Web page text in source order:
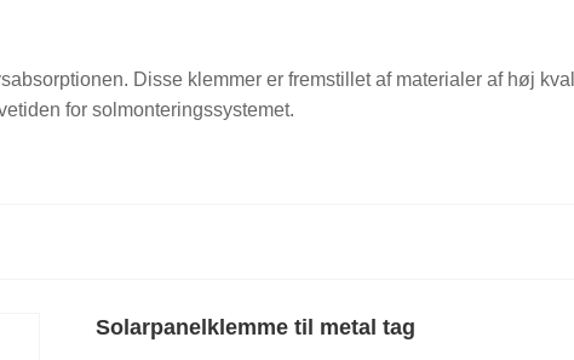
Disse klemmer er fremstillet af materialer af høj
for solmonteringssystemet.
Solarpanelklemme til metal tag